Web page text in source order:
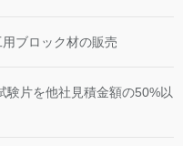
ブロック材の販売
片を他社見積金額の50%以